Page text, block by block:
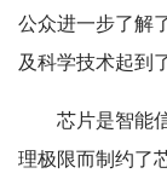
公众进一步了解
及科学技术起到
芯片是智能
理极限而制约了